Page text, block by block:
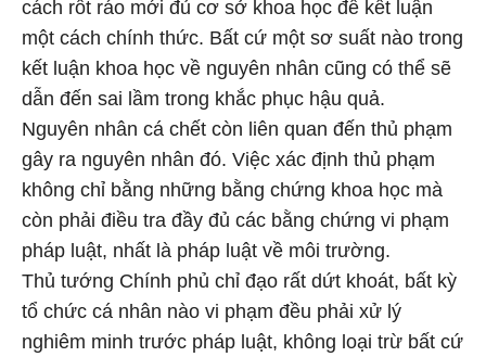
cách rốt ráo mới đủ cơ sở khoa học để kết luận
một cách chính thức. Bất cứ một sơ suất nào trong
kết luận khoa học về nguyên nhân cũng có thể sẽ
dẫn đến sai lầm trong khắc phục hậu quả.
Nguyên nhân cá chết còn liên quan đến thủ phạm
gây ra nguyên nhân đó. Việc xác định thủ phạm
không chỉ bằng những bằng chứng khoa học mà
còn phải điều tra đầy đủ các bằng chứng vi phạm
pháp luật, nhất là pháp luật về môi trường.
Thủ tướng Chính phủ chỉ đạo rất dứt khoát, bất kỳ
tổ chức cá nhân nào vi phạm đều phải xử lý
nghiêm minh trước pháp luật, không loại trừ bất cứ